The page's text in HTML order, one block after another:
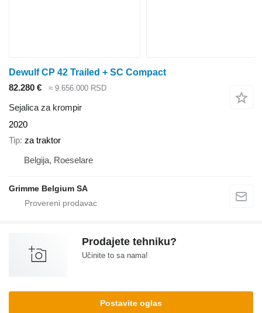
Dewulf CP 42 Trailed + SC Compact
82.280 €
≈ 9.656.000 RSD
Sejalica za krompir
2020
Tip za traktor
Belgija, Roeselare
Grimme Belgium SA
Prodajete tehniku?
Učinite to sa nama!
Postavite oglas